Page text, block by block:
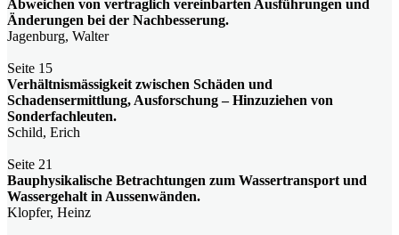
Abweichen von vertraglich vereinbarten Ausführungen und
Änderungen bei der Nachbesserung.
Jagenburg, Walter
Seite 15
Verhältnismässigkeit zwischen Schäden und
Schadensermittlung, Ausforschung – Hinzuziehen von
Sonderfachleuten.
Schild, Erich
Seite 21
Bauphysikalische Betrachtungen zum Wassertransport und
Wassergehalt in Aussenwänden.
Klopfer, Heinz